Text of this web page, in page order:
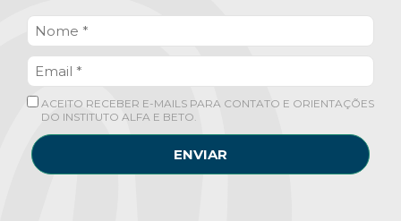
ACEITO RECEBER E-MAILS PARA CONTATO E ORIENTAÇÕES
DO INSTITUTO ALFA E BETO.
ENVIAR